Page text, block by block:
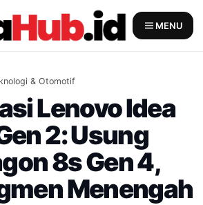
MENU
& Otomotif
Lenovo Idea
2: Usung
8s Gen 4,
Menengah